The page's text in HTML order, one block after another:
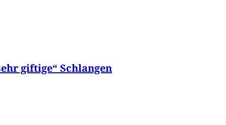
giftige“ Schlangen